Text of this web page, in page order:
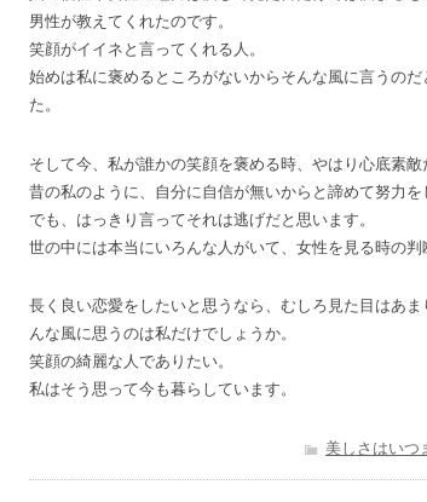
男性が教えてくれたのです。
笑顔がイイネと言ってくれる人。
始めは私に褒めるところがないからそんな風に言うの
た。
そして今、私が誰かの笑顔を褒める時、やはり心底素敵
昔の私のように、自分に自信が無いからと諦めて努力を
でも、はっきり言ってそれは逃げだと思います。
世の中には本当にいろんな人がいて、女性を見る時の判
長く良い恋愛をしたいと思うなら、むしろ見た目はあ
んな風に思うのは私だけでしょうか。
笑顔の綺麗な人でありたい。
私はそう思って今も暮らしています。
美しさはいつ